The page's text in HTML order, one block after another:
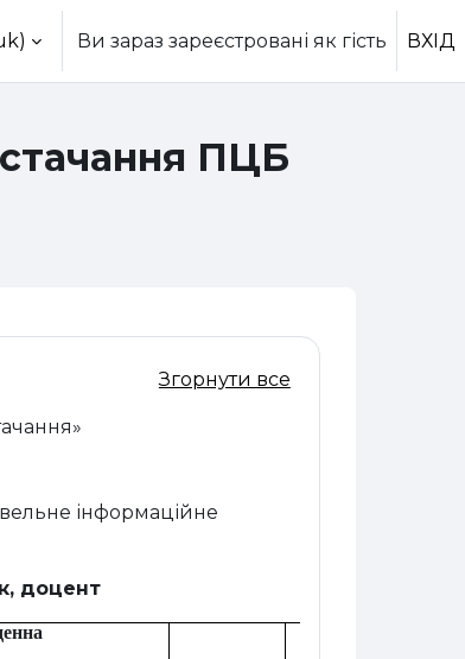
Ви зараз зареєстровані як гість ВХІД
ПЦБ
Згорнути все
інформаційне
доцент